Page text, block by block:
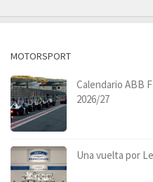
MOTORSPORT
Calendario ABB
2026/27
Una vuelta por